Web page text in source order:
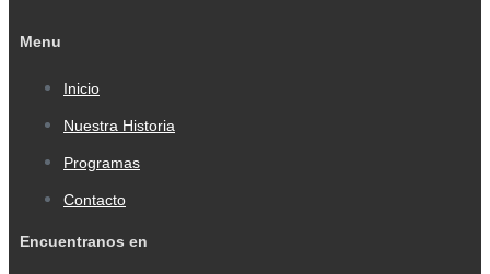
Menu
Inicio
Nuestra Historia
Programas
Contacto
Encuentranos en